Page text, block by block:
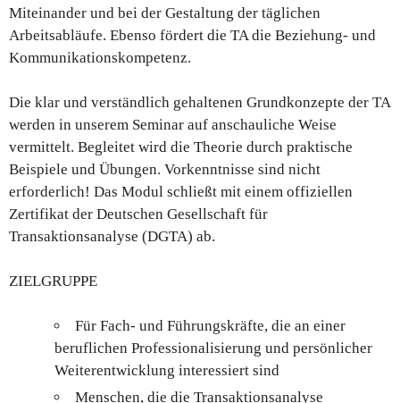
Miteinander und bei der Gestaltung der täglichen
Arbeitsabläufe. Ebenso fördert die TA die Beziehung- und
Kommunikationskompetenz.
Die klar und verständlich gehaltenen Grundkonzepte der TA
werden in unserem Seminar auf anschauliche Weise
vermittelt. Begleitet wird die Theorie durch praktische
Beispiele und Übungen. Vorkenntnisse sind nicht
erforderlich! Das Modul schließt mit einem offiziellen
Zertifikat der Deutschen Gesellschaft für
Transaktionsanalyse (DGTA) ab.
ZIELGRUPPE
Für Fach- und Führungskräfte, die an einer
beruflichen Professionalisierung und persönlicher
Weiterentwicklung interessiert sind
Menschen, die die Transaktionsanalyse